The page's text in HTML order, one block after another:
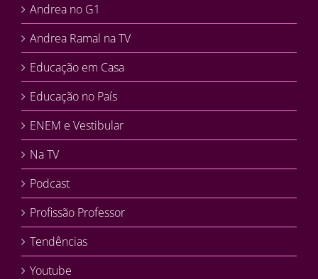
Andrea no G1
Andrea Ramal na TV
Educação em Casa
Educação no País
ENEM e Vestibular
Na TV
Podcast
Profissão Professor
Tendências
Youtube